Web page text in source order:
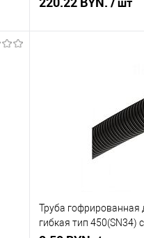
/ шт
Труба гофрированная
гибкая тип